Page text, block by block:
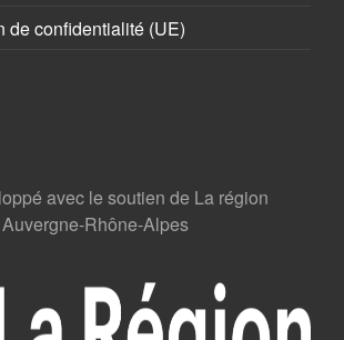
de confidentialité (UE)
avec le soutien de La région
Auvergne-Rhône-Alpes